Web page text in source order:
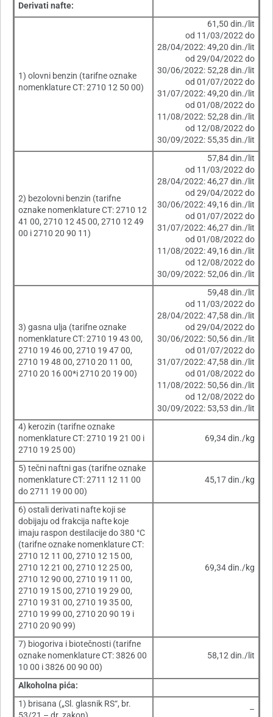
Derivati nafte:
1) olovni benzin (tarifne oznake
nomenklature CT: 2710 12 50 00)
61,50 din./lit
od 11/03/2022 do
28/04/2022: 49,20 din./lit
od 29/04/2022 do
30/06/2022: 52,28 din./lit
od 01/07/2022 do
31/07/2022: 49,20 din./lit
od 01/08/2022 do
11/08/2022: 52,28 din./lit
od 12/08/2022 do
30/09/2022: 55,35 din./lit
2) bezolovni benzin (tarifne
oznake nomenklature CT: 2710 12
41 00, 2710 12 45 00, 2710 12 49
00 i 2710 20 90 11)
57,84 din./lit
od 11/03/2022 do
28/04/2022: 46,27 din./lit
od 29/04/2022 do
30/06/2022: 49,16 din./lit
od 01/07/2022 do
31/07/2022: 46,27 din./lit
od 01/08/2022 do
11/08/2022: 49,16 din./lit
od 12/08/2022 do
30/09/2022: 52,06 din./lit
3) gasna ulja (tarifne oznake
nomenklature CT: 2710 19 43 00,
2710 19 46 00, 2710 19 47 00,
2710 19 48 00, 2710 20 11 00,
2710 20 16 00*i 2710 20 19 00)
59,48 din./lit
od 11/03/2022 do
28/04/2022: 47,58 din./lit
od 29/04/2022 do
30/06/2022: 50,56 din./lit
od 01/07/2022 do
31/07/2022: 47,58 din./lit
od 01/08/2022 do
11/08/2022: 50,56 din./lit
od 12/08/2022 do
30/09/2022: 53,53 din./lit
4) kerozin (tarifne oznake
nomenklature CT: 2710 19 21 00 i
2710 19 25 00)
69,34 din./kg
5) tečni naftni gas (tarifne oznake
nomenklature CT: 2711 12 11 00
do 2711 19 00 00)
45,17 din./kg
6) ostali derivati nafte koji se
dobijaju od frakcija nafte koje
imaju raspon destilacije do 380 °C
(tarifne oznake nomenklature CT:
2710 12 11 00, 2710 12 15 00,
2710 12 21 00, 2710 12 25 00,
2710 12 90 00, 2710 19 11 00,
2710 19 15 00, 2710 19 29 00,
2710 19 31 00, 2710 19 35 00,
2710 19 99 00, 2710 20 90 19 i
2710 20 90 99)
69,34 din./kg
7) biogoriva i biotečnosti (tarifne
oznake nomenklature CT: 3826 00
10 00 i 3826 00 90 00)
58,12 din./lit
Alkoholna pića:
1) brisana („Sl. glasnik RS“, br.
–